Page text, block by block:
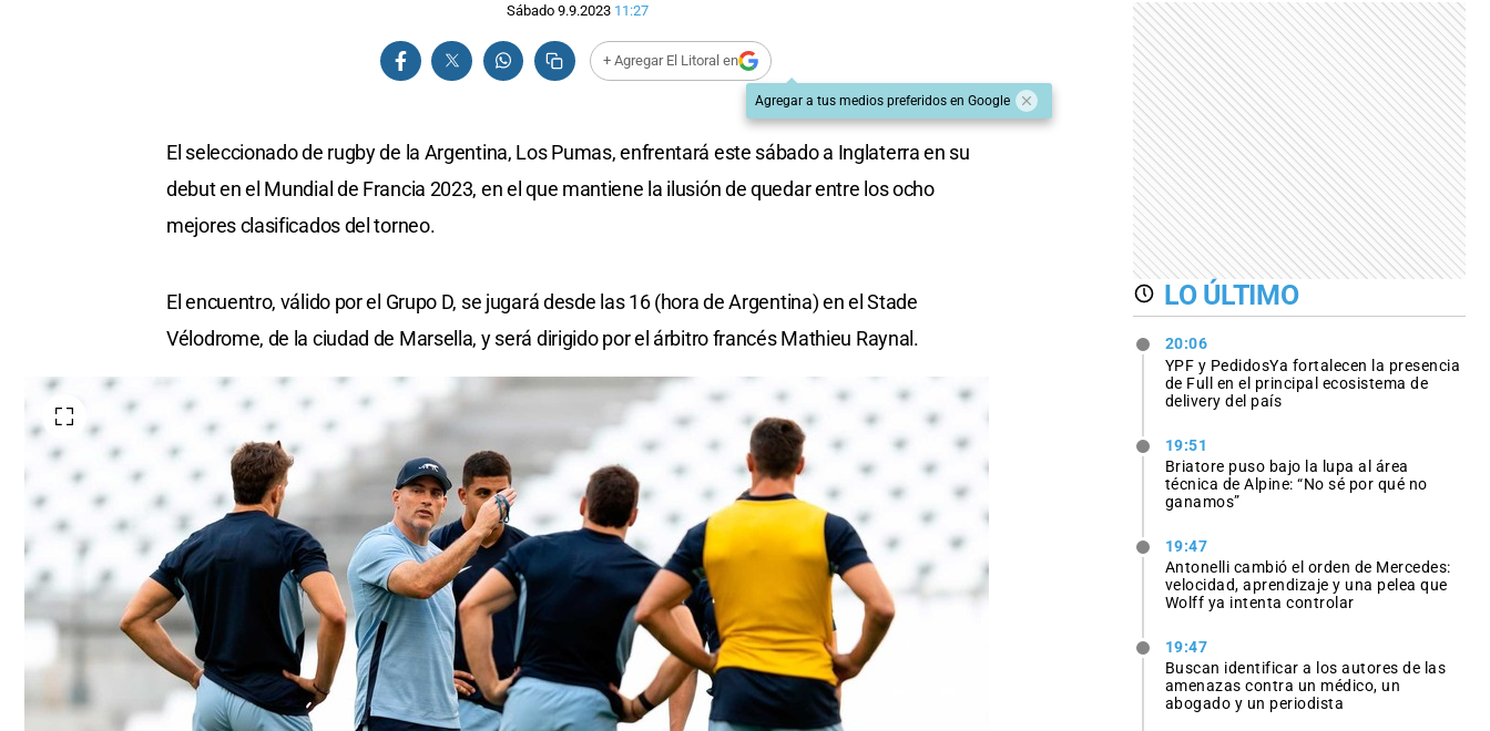
Sábado 9.9.2023 11:27
+ Agregar El Litoral en
Agregar a tus medios preferidos en Google
El seleccionado de rugby de la Argentina, Los Pumas, enfrentará este sábado a Inglaterra en su
debut en el Mundial de Francia 2023, en el que mantiene la ilusión de quedar entre los ocho
mejores clasificados del torneo.
El encuentro, válido por el Grupo D, se jugará desde las 16 (hora de Argentina) en el Stade
Vélodrome, de la ciudad de Marsella, y será dirigido por el árbitro francés Mathieu Raynal.
LO ÚLTIMO
20:06
YPF y PedidosYa fortalecen la presencia
de Full en el principal ecosistema de
delivery del país
19:51
Briatore puso bajo la lupa al área
técnica de Alpine: “No sé por qué no
ganamos”
19:47
Antonelli cambió el orden de Mercedes:
velocidad, aprendizaje y una pelea que
Wolff ya intenta controlar
19:47
Buscan identificar a los autores de las
amenazas contra un médico, un
abogado y un periodista